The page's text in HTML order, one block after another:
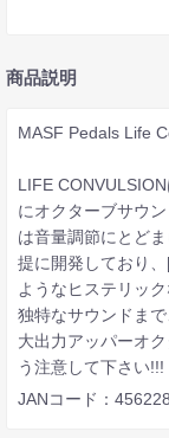
商品説明
MASF Pedals Life
LIFE
にオクターブサウ
は音量調節にとど
提に開発しており
ようなヒステリッ
独特なサウンドま
大出力アッパーオ
う注意して下さい!!!
JANコード：